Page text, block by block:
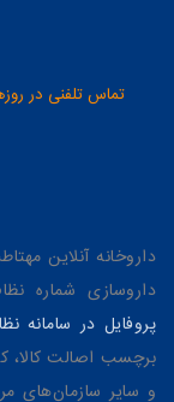
داروخانه آنلاین
داروسازی شماره نظام پزشکی: د-
پروفایل در سامانه
برچسب اصالت کالا،
و سایر سازمان‌های